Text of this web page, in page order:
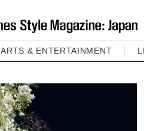
ARTS & ENTERTAINMENT